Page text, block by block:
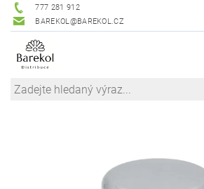
777 281 912
BAREKOL@BAREKOL.CZ